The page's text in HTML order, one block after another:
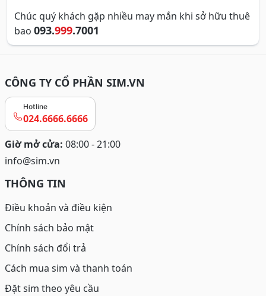
Chúc quý khách gặp nhiều may mắn khi sở hữu thuê
bao 093.999.7001
CÔNG TY CỔ PHẦN SIM.VN
Hotline
024.6666.6666
Giờ mở cửa: 08:00 - 21:00
info@sim.vn
THÔNG TIN
Điều khoản và điều kiện
Chính sách bảo mật
Chính sách đổi trả
Cách mua sim và thanh toán
Đặt sim theo yêu cầu